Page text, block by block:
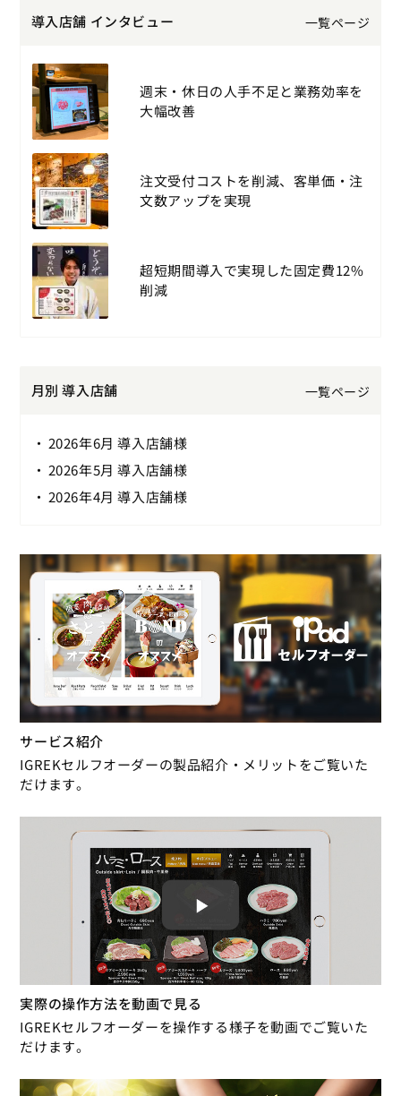
導入店舗 インタビュー 一覧ページ
週末・休日の人手不足と業務効率を
大幅改善
注文受付コストを削減、客単価・注
文数アップを実現
超短期間導入で実現した固定費12%
削減
月別 導入店舗 一覧ページ
2026年6月 導入店舗様
2026年5月 導入店舗様
2026年4月 導入店舗様
サービス紹介
IGREKセルフオーダーの製品紹介・メリットをご覧いた
だけます。
実際の操作方法を動画で見る
IGREKセルフオーダーを操作する様子を動画でご覧いた
だけます。